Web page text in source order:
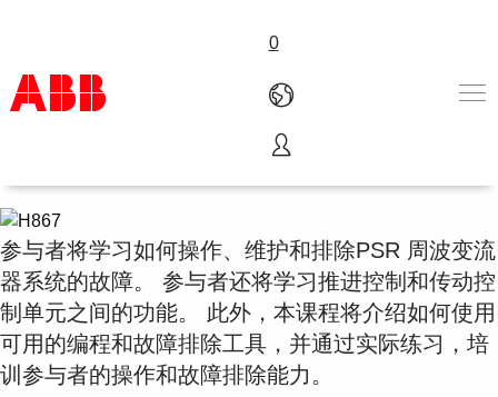
0
产品和解决方案
行业
服务
关于ABB
Where to buy
联系我们
职业
H867 - PSR-周波变流器传动
参与者将学习如何操作、维护和排除PSR 周波变流
器系统的故障。 参与者还将学习推进控制和传动控
制单元之间的功能。 此外，本课程将介绍如何使用
可用的编程和故障排除工具，并通过实际练习，培
训参与者的操作和故障排除能力。